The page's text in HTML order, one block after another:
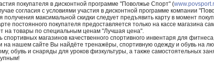
покупателя в дисконтной программе "Поволжье Спорт" (
согласия с условиями участия в дисконтной программе компании
максимальной скидки следует предъявить карту в момент
постоянного покупателя предоставляется только на кассе магазина
на товары по специальным ценам "Лучшая цена".
спортивных магазинов качественного спортивного инвентаря для
на нашем сайте Вы найдёте тренажёры, спортивную одежду и обувь на
обувь и снаряды для уроков физкультуры, а также самостоятельных